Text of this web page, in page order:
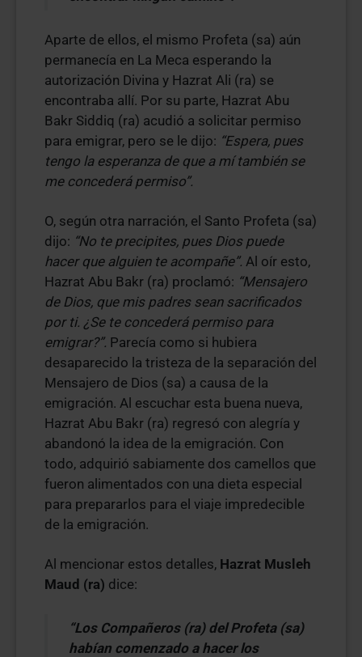
Aparte de ellos, el mismo Profeta (sa) aún
permanecía en La Meca esperando la
autorización Divina y Hazrat Ali (ra) se
encontraba allí. Por su parte, Hazrat Abu
Bakr Siddiq (ra) acudió a solicitar permiso
para emigrar, pero se le dijo: “Espera, pues
tengo la esperanza de que a mí también se
me concederá permiso”.
O, según otra narración, el Santo Profeta (sa)
dijo: “No te precipites, pues Dios puede
hacer que alguien te acompañe”. Al oír esto,
Hazrat Abu Bakr (ra) proclamó: “Mensajero
de Dios, que mis padres sean sacrificados
por ti. ¿Se te concederá permiso para
emigrar?”. Parecía como si hubiera
desaparecido la tristeza de la separación del
Mensajero de Dios (sa) a causa de la
emigración. Al escuchar esta buena nueva,
Hazrat Abu Bakr (ra) regresó con alegría y
abandonó la idea de la emigración. Con
todo, adquirió sabiamente dos camellos que
fueron alimentados con una dieta especial
para prepararlos para el viaje impredecible
de la emigración.
Al mencionar estos detalles, Hazrat Musleh
Maud (ra) dice:
“Los Compañeros (ra) del Profeta (sa)
habían comenzado a hacer los